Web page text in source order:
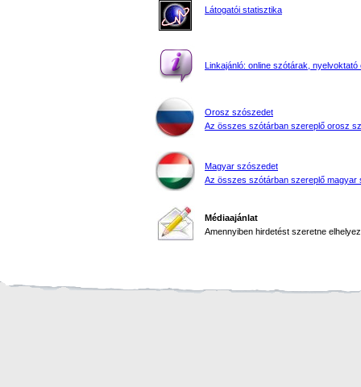
Látogatói statisztika
Linkajánló: online szótárak, nyelvoktató
Orosz szószedet
Az összes szótárban szereplő orosz
Magyar szószedet
Az összes szótárban szereplő magyar
Médiaajánlat
Amennyiben hirdetést szeretne